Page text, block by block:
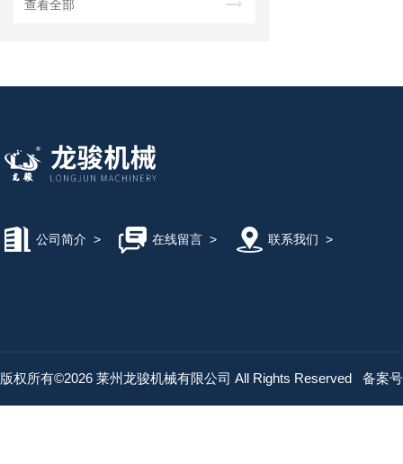
查看全部
公司简介 > 在线留言> 联系我们 >
版权所有©2026 莱州龙骏机械有限公司 All Rights Reserved 备案